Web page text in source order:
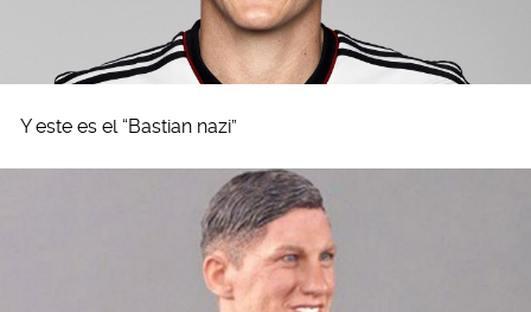
Y este es el “Bastian nazi”